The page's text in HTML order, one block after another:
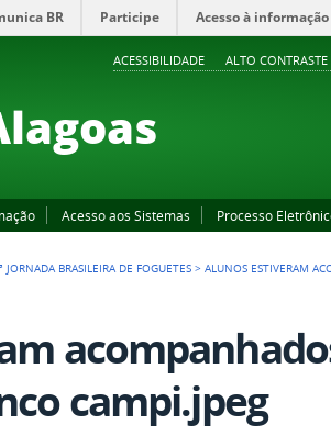
ACESSIBILIDADE ALTO CONTRASTE
BR Participe Acesso à informação
Acesso aos Sistemas Processo
BRASILEIRA DE FOGUETES >ALUNOS ESTIVERAM
campi.jpeg